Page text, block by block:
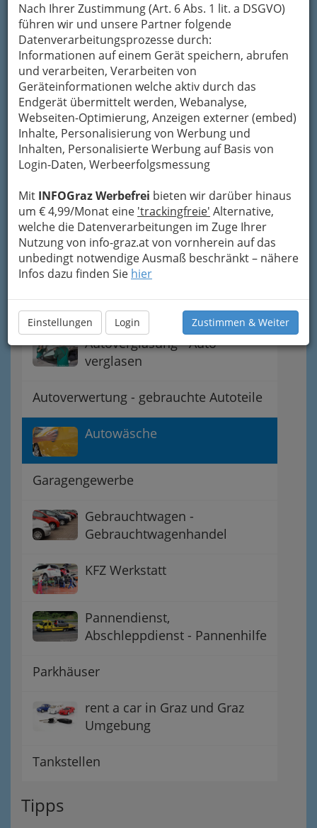
Nach Ihrer Zustimmung (Art. 6 Abs. 1 lit. a DSGVO)
führen wir und unsere Partner folgende
Datenverarbeitungsprozesse durch:
Informationen auf einem Gerät speichern, abrufen
und verarbeiten, Verarbeiten von
Geräteinformationen welche aktiv durch das
Endgerät übermittelt werden, Webanalyse,
Webseiten-Optimierung, Anzeigen externer (embed)
Inhalte, Personalisierung von Werbung und
Inhalten, Personalisierte Werbung auf Basis von
Login-Daten, Werbeerfolgsmessung
Mit INFOGraz Werbefrei bieten wir darüber hinaus
um € 4,99/Monat eine 'trackingfreie' Alternative,
welche die Datenverarbeitungen im Zuge Ihrer
Nutzung von info-graz.at von vornherein auf das
unbedingt notwendige Ausmaß beschränkt – nähere
Infos dazu finden Sie hier
Einstellungen Login Zustimmen & Weiter
Navigation
Autobeschriftung
Autohandel
Autolackierereien -
Autokliniken
Autospenglereien
Autoverglasung - Auto
verglasen
Autoverwertung - gebrauchte Autoteile
Autowäsche
Garagengewerbe
Gebrauchtwagen -
Gebrauchtwagenhandel
KFZ Werkstatt
Pannendienst,
Abschleppdienst - Pannenhilfe
Parkhäuser
rent a car in Graz und Graz
Umgebung
Tankstellen
Tipps